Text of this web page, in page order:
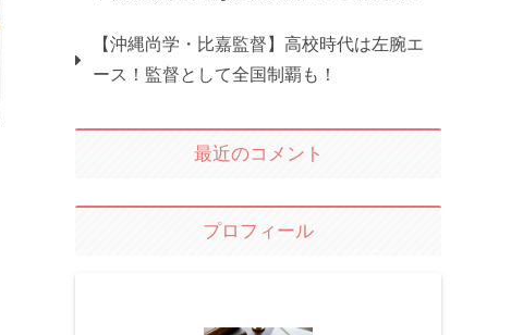
【沖縄尚学・比嘉監督】高校時代は左腕エ
ース！監督として全国制覇も！
最近のコメント
プロフィール